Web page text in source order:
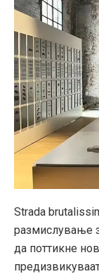
Strada
размислување
да поттикне